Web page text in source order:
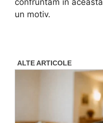
un motiv.